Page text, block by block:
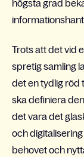
högsta grad
Trots att det vid
spretig samling
det en tydlig röd
ska definiera
det vara det
och
behovet och